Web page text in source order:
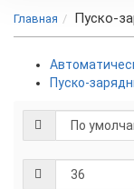
Главная Пуско-
Пуско-